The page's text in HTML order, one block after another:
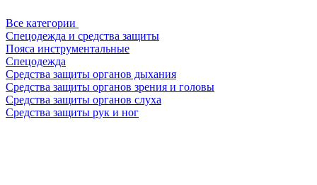
Все категории
Спецодежда и средства защиты
Пояса инструментальные
Спецодежда
Средства защиты органов дыхания
Средства защиты органов зрения и головы
Средства защиты органов слуха
Средства защиты рук и ног